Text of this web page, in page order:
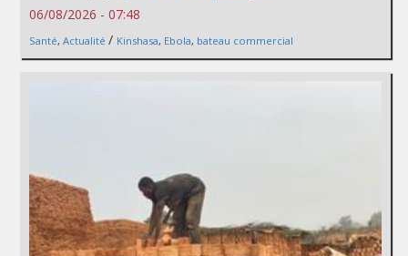
06/08/2026 - 07:48
Santé, Actualité / Kinshasa, Ebola, bateau commercial